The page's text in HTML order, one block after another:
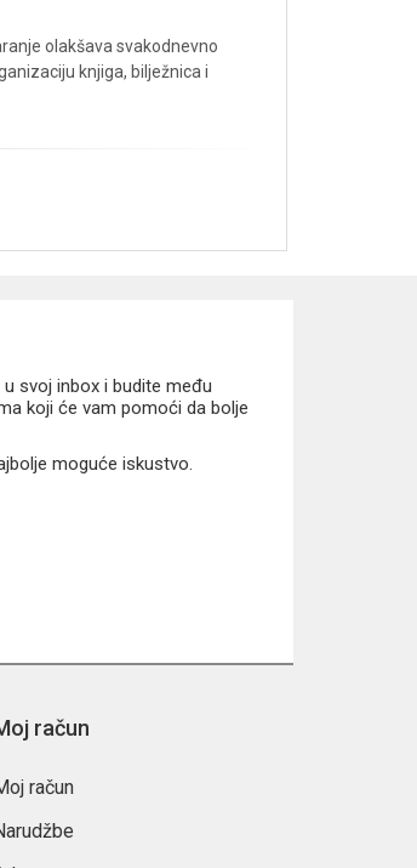
olakšava svakodnevno
knjiga, bilježnica i
svoj inbox i budite među
koji će vam pomoći da bolje
moguće iskustvo.
račun
račun